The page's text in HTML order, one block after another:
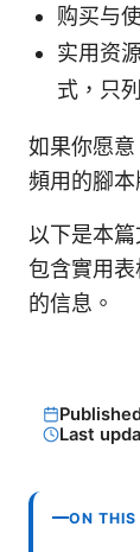
购买与
实用资
式，只
如果你愿
頻用的腳本
以下是本篇
包含實用
的信息。
Last
ON THIS